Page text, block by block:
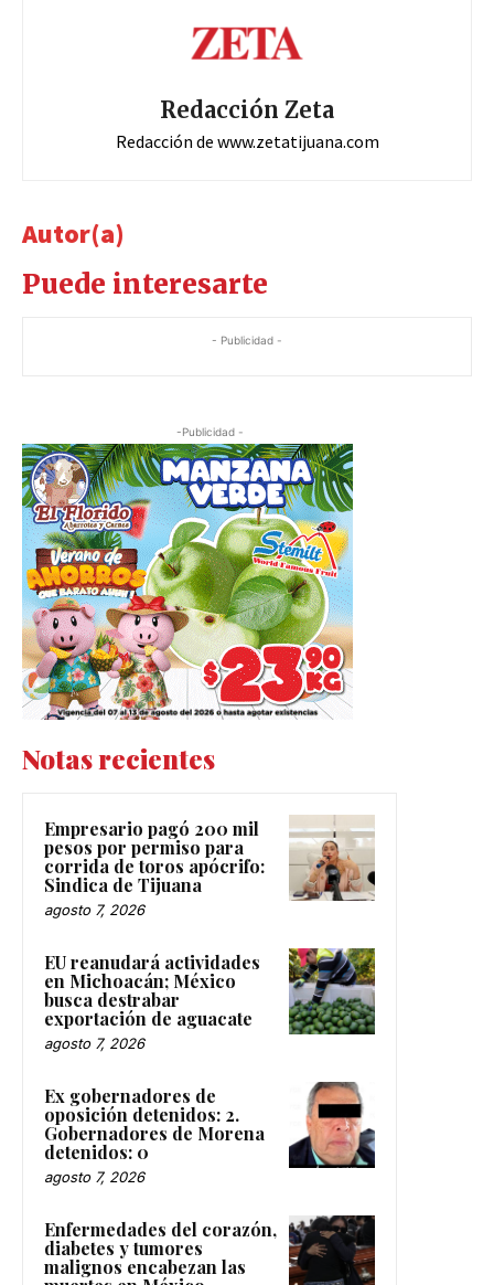
Redacción Zeta
Redacción de www.zetatijuana.com
Autor(a)
Puede interesarte
- Publicidad -
-Publicidad -
Notas recientes
Empresario pagó 200 mil
pesos por permiso para
corrida de toros apócrifo:
Sindica de Tijuana
agosto 7, 2026
EU reanudará actividades
en Michoacán; México
busca destrabar
exportación de aguacate
agosto 7, 2026
Ex gobernadores de
oposición detenidos: 2.
Gobernadores de Morena
detenidos: 0
agosto 7, 2026
Enfermedades del corazón,
diabetes y tumores
malignos encabezan las